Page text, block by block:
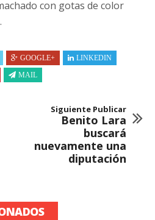
con gotas de color
GOOGLE+
LINKEDIN
MAIL
Siguiente Publicar
Benito Lara
buscará
nuevamente una
diputación